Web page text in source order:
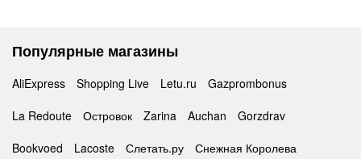
Популярные магазины
AliExpress Shopping Live Letu.ru
Gazprombonus
La Redoute
Островок Zarina Auchan
Gorzdrav
Bookvoed
Lacoste Слетать.ру Снежная Королева